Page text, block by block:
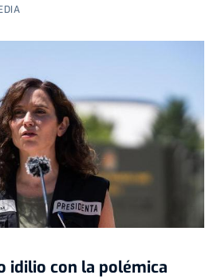
idilio con la polémica